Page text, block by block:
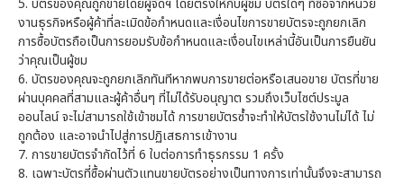
5. บัตรของคุณถูกขายโดยผู้จัดฯ โดยตรงให้กับผู้ชม บัตรใดๆ ที่ซื้อจากหน่วย
งานธุรกิจหรือผู้ค้าที่ละเมิดข้อกำหนดและเงื่อนไขการขายบัตรจะถูกยกเลิก
การซื้อบัตรถือเป็นการยอมรับข้อกำหนดและเงื่อนไขเหล่านี้อันเป็นการยืนยัน
ว่าคุณเป็นผู้ชม
6. บัตรของคุณจะถูกยกเลิกทันทีหากพบการขายต่อหรือเสนอขาย บัตรที่ขาย
ผ่านบุคคลที่สามและผู้ค้าอื่นๆ ที่ไม่ได้รับอนุญาต รวมถึงเว็บไซต์ประมูล
ออนไลน์ จะไม่สามารถใช้เข้าชมได้ การขายบัตรซ้ำจะทำให้บัตรใช้งานไม่ได้ ไม่
ถูกต้อง และอาจนำไปสู่การปฏิเสธการเข้างาน
7. การขายบัตรจำกัดไว้ที่ 6 ใบต่อการทำธุรกรรม 1 ครั้ง
8. เฉพาะบัตรที่ซื้อผ่านตัวแทนขายบัตรอย่างเป็นทางการเท่านั้นจึงจะสามารถ